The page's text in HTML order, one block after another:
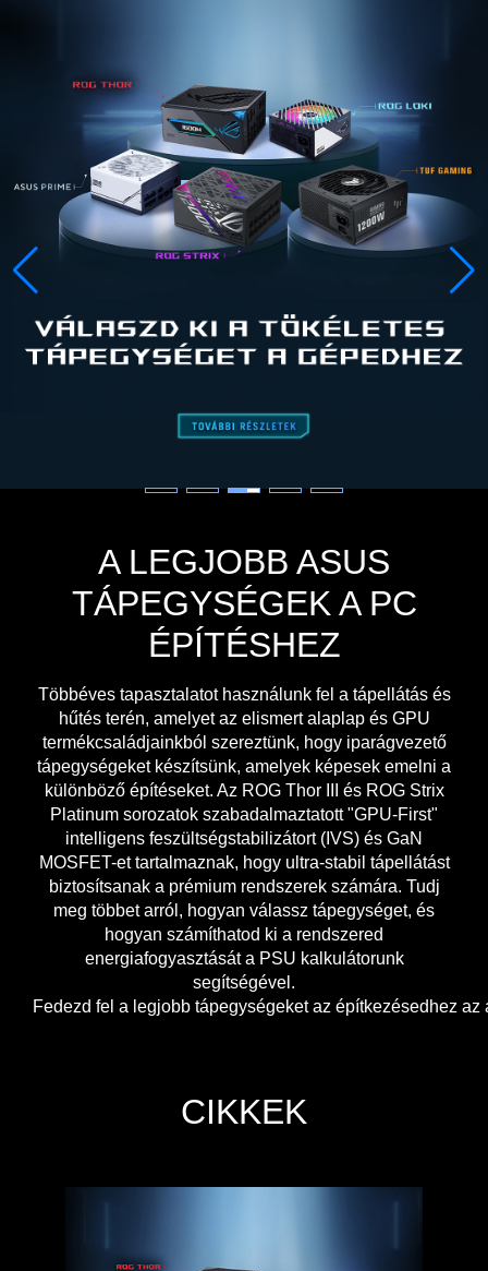
A LEGJOBB ASUS
TÁPEGYSÉGEK A PC
ÉPÍTÉSHEZ
Többéves tapasztalatot használunk fel a tápellátás és
hűtés terén, amelyet az elismert alaplap és GPU
termékcsaládjainkból szereztünk, hogy iparágvezető
tápegységeket készítsünk, amelyek képesek emelni a
különböző építéseket. Az ROG Thor III és ROG Strix
Platinum sorozatok szabadalmaztatott "GPU-First"
intelligens feszültségstabilizátort (IVS) és GaN
MOSFET-et tartalmaznak, hogy ultra-stabil tápellátást
biztosítsanak a prémium rendszerek számára. Tudj
meg többet arról, hogyan válassz tápegységet, és
hogyan számíthatod ki a rendszered
energiafogyasztását a PSU kalkulátorunk
segítségével.
Fedezd fel a legjobb tápegységeket az építkezésedhez az
CIKKEK​